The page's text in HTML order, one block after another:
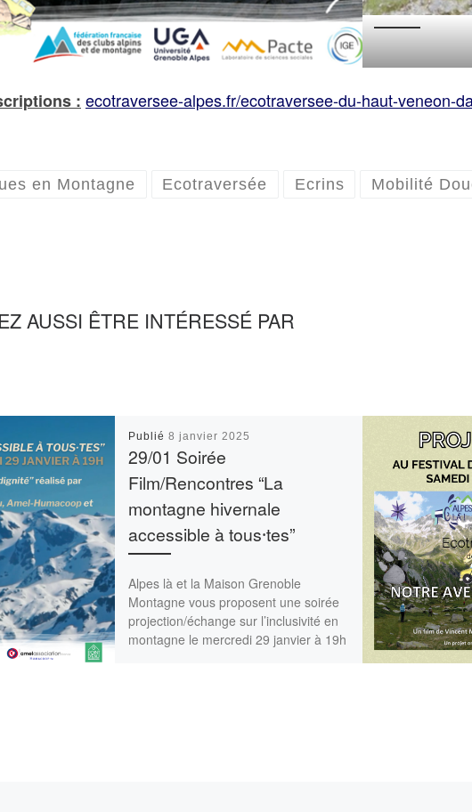
: ecotraversee-alpes.fr/ecotraversee-du-haut-veneon-
en Montagne Ecotraversée Ecrins Mobilité
AUSSI ÊTRE INTÉRESSÉ PAR
Publié 8 janvier 2025
29/01 Soirée
Film/Rencontres “La
montagne hivernale
accessible à tous⸱tes”
Alpes là et la Maison Grenoble
Montagne vous proposent une soirée
projection/échange sur l’inclusivité en
montagne le mercredi 29 janvier à 19h